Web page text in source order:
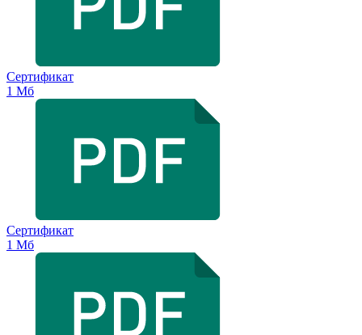
Сертификат
1 Мб
Сертификат
1 Мб